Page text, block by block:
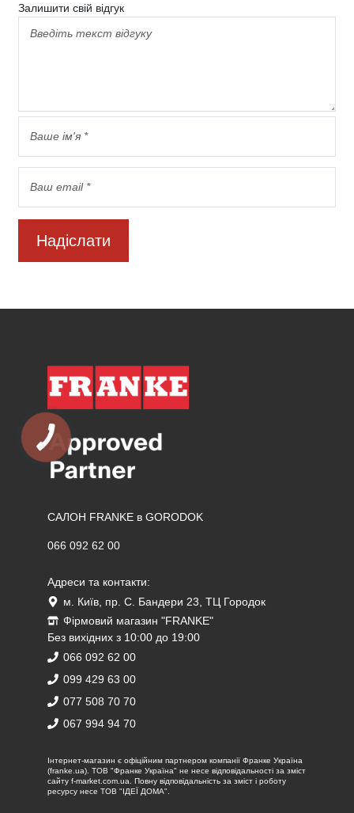
Залишити свій відгук
Надіслати
САЛОН FRANKE в GORODOK
066 092 62 00
Адреси та контакти:
м. Київ, пр. С. Бандери 23, ТЦ Городок
Фірмовий магазин "FRANKE"
Без вихідних з 10:00 до 19:00
066 092 62 00
099 429 63 00
077 508 70 70
067 994 94 70
Iнтернет-магазин є офіційним партнером компанії Франке Україна
(franke.ua). ТОВ "Франке Україна" не несе відповідальності за зміст
сайту f-market.com.ua. Повну відповідальність за зміст і роботу
ресурсу несе ТОВ "ІДЕЇ ДОМА".